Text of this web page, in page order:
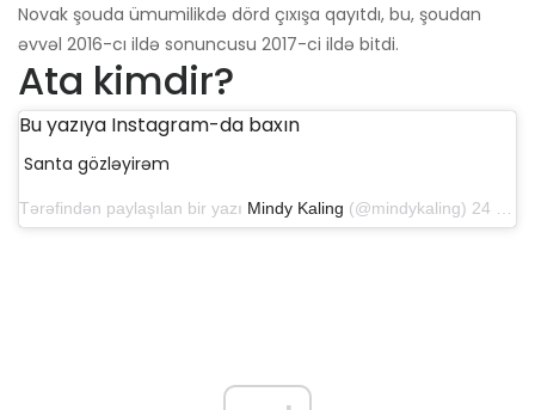
Novak şouda ümumilikdə dörd çıxışa qayıtdı, bu, şoudan
əvvəl 2016-cı ildə sonuncusu 2017-ci ildə bitdi.
Ata kimdir?
Bu yazıya Instagram-da baxın
Santa gözləyirəm
Tərəfindən paylaşılan bir yazı Mindy Kaling (@mindykaling) 24 dekabr 2018-ci il tarixində, səhər 9:31